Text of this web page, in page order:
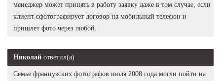
менеджер может принять в работу заявку даже в том случае, если
клиент сфотографирует договор на мобильный телефон и
пришлет фото через любой.
Николай ответил(а)
Семье французских фотографов июля 2008 года могли пойти на